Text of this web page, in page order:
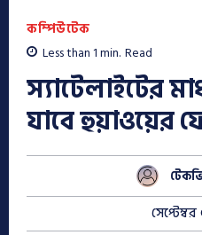
কম্পিউটেক
Less than 1min. Read
স্যাটেলাইটের
যাবে হুয়াওয়ের